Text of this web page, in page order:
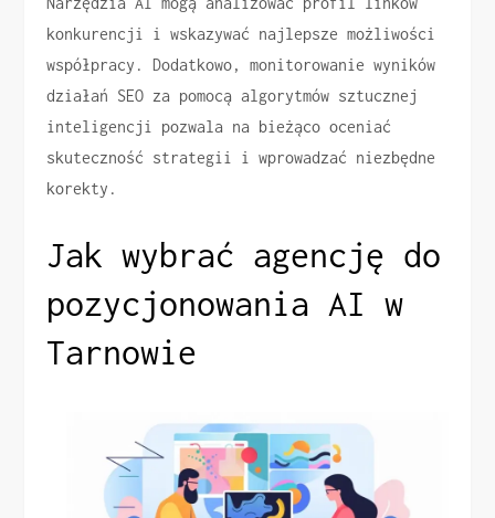
konkurencji i wskazywać najlepsze możliwości
współpracy. Dodatkowo, monitorowanie wyników
działań SEO za pomocą algorytmów sztucznej
inteligencji pozwala na bieżąco oceniać
skuteczność strategii i wprowadzać niezbędne
korekty.
Jak wybrać agencję do
pozycjonowania AI w
Tarnowie